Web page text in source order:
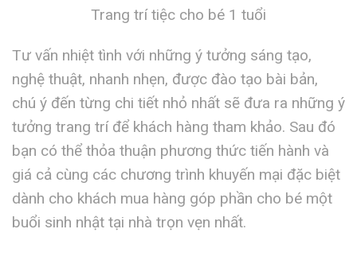
Trang trí tiệc cho bé 1 tuổi
Tư vấn nhiệt tình với những ý tưởng sáng tạo,
nghệ thuật, nhanh nhẹn, được đào tạo bài bản,
chú ý đến từng chi tiết nhỏ nhất sẽ đưa ra những ý
tưởng trang trí để khách hàng tham khảo. Sau đó
bạn có thể thỏa thuận phương thức tiến hành và
giá cả cùng các chương trình khuyến mại đặc biệt
dành cho khách mua hàng góp phần cho bé một
buổi sinh nhật tại nhà trọn vẹn nhất.